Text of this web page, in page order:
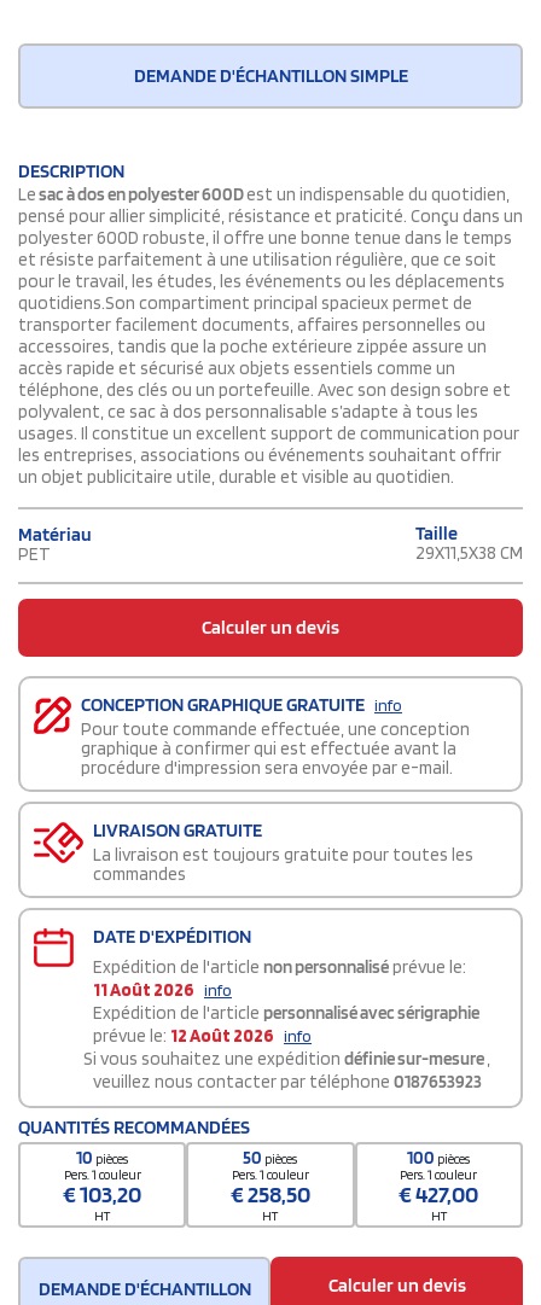
DEMANDE D'ÉCHANTILLON SIMPLE
DESCRIPTION
Lesac à dos en polyester 600Dest un indispensable du quotidien,
pensé pour allier simplicité, résistance et praticité. Conçu dans un
polyester 600D robuste, il offre une bonne tenue dans le temps
et résiste parfaitement à une utilisation régulière, que ce soit
pour le travail, les études, les événements ou les déplacements
quotidiens.Son compartiment principal spacieux permet de
transporter facilement documents, affaires personnelles ou
accessoires, tandis que la poche extérieure zippée assure un
accès rapide et sécurisé aux objets essentiels comme un
téléphone, des clés ou un portefeuille. Avec son design sobre et
polyvalent, ce sac à dos personnalisable s’adapte à tous les
usages. Il constitue un excellent support de communication pour
les entreprises, associations ou événements souhaitant offrir
un objet publicitaire utile, durable et visible au quotidien.
Matériau
PET
Taille
29X11,5X38 CM
Calculer un devis
CONCEPTION GRAPHIQUE GRATUITE info
Pour toute commande effectuée, une conception
graphique à confirmer qui est effectuée avant la
procédure d'impression sera envoyée par e-mail.
LIVRAISON GRATUITE
La livraison est toujours gratuite pour toutes les
commandes
DATE D'EXPÉDITION
Expédition de l'article non personnaliséprévue le:
11 Août 2026 info
Expédition de l'article personnalisé avec sérigraphie
prévue le: 12 Août 2026 info
Si vous souhaitez une expédition définie sur-mesure,
veuillez nous contacter par téléphone 0187653923
QUANTITÉS RECOMMANDÉES
10 pièces
Pers. 1 couleur
€103,20
HT
50 pièces
Pers. 1 couleur
€258,50
HT
100 pièces
Pers. 1 couleur
€427,00
HT
DEMANDE D'ÉCHANTILLON
Calculer un devis